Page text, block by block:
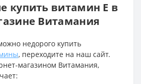
купить витамин E в
Витамания
недорого купить
, переходите на наш сайт.
магазином Витамания,